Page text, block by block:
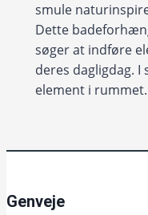
smule
Dette
søger at indføre
deres dagligdag.
element i rummet.
Genveje